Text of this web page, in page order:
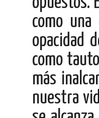
como
opacidad
como
más
nuestra